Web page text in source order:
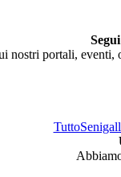
nostri portali,